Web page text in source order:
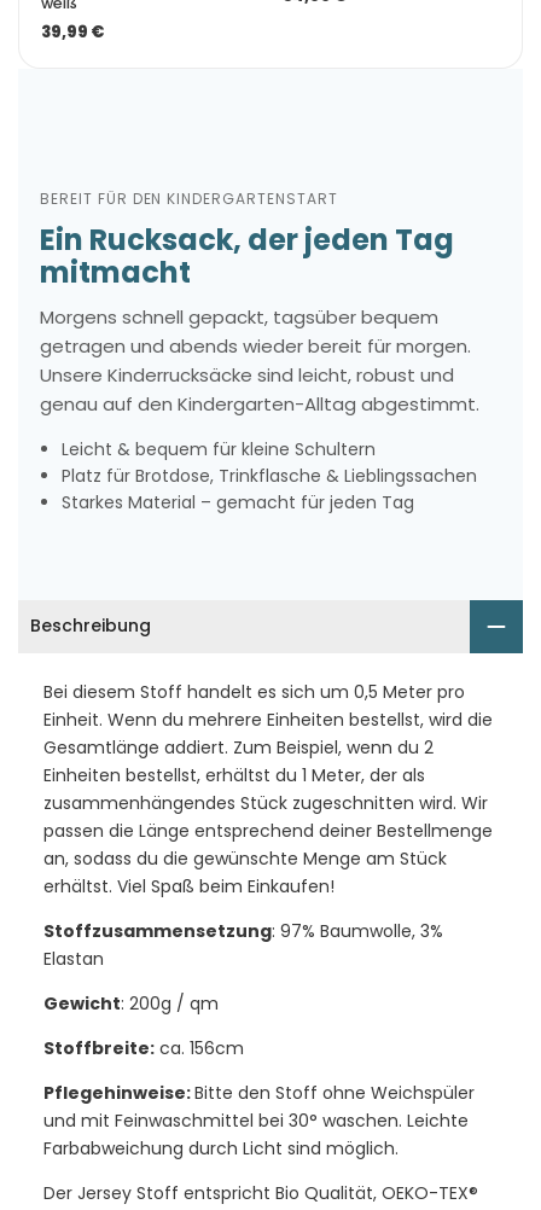
39,99 €
BEREIT FÜR DEN KINDERGARTENSTART
Ein Rucksack, der jeden Tag
mitmacht
Morgens schnell gepackt, tagsüber bequem
getragen und abends wieder bereit für morgen.
Unsere Kinderrucksäcke sind leicht, robust und
genau auf den Kindergarten-Alltag abgestimmt.
Leicht & bequem für kleine Schultern
Platz für Brotdose, Trinkflasche & Lieblingssachen
Starkes Material – gemacht für jeden Tag
Beschreibung
Bei diesem Stoff handelt es sich um 0,5 Meter pro
Einheit. Wenn du mehrere Einheiten bestellst, wird die
Gesamtlänge addiert. Zum Beispiel, wenn du 2
Einheiten bestellst, erhältst du 1 Meter, der als
zusammenhängendes Stück zugeschnitten wird. Wir
passen die Länge entsprechend deiner Bestellmenge
an, sodass du die gewünschte Menge am Stück
erhältst. Viel Spaß beim Einkaufen!
Stoffzusammensetzung: 97% Baumwolle, 3%
Elastan
Gewicht: 200g / qm
Stoffbreite: ca. 156cm
Pflegehinweise:Bitte den Stoff ohne Weichspüler
und mit Feinwaschmittel bei 30° waschen. Leichte
Farbabweichung durch Licht sind möglich.
Der Jersey Stoff entspricht Bio Qualität, OEKO-TEX®